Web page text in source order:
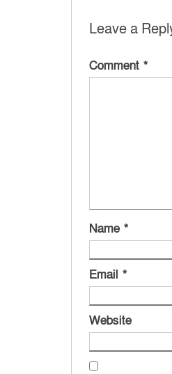
Leave a
Comment *
Name *
Email *
Website